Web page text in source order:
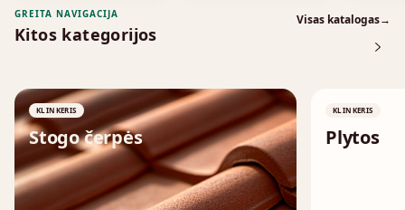
GREITA NAVIGACIJA
Kitos kategorijos
Visas katalogas→
KLINKERIS
Stogo čerpės
↗
KLINKERIS
Plytos